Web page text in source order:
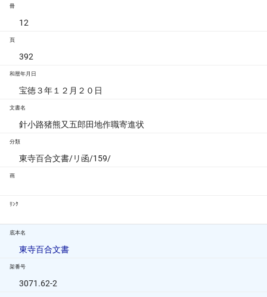
冊
12
頁
392
和暦年月日
宝徳３年１２月２０日
文書名
針小路猪熊又五郎田地作職寄進状
分類
東寺百合文書/リ函/159/
画
ﾘﾝｸ
底本名
東寺百合文書
架番号
3071.62-2